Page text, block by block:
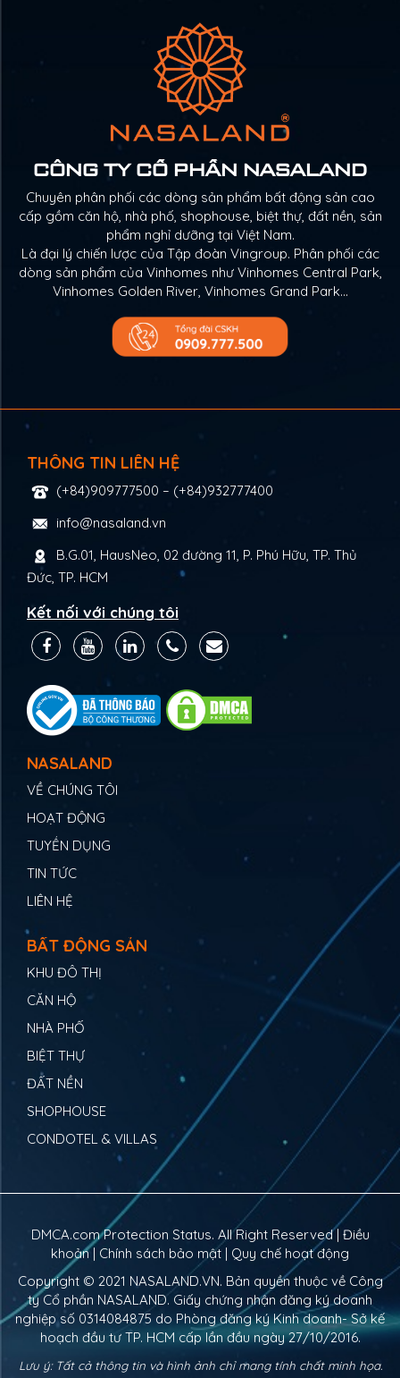
CÔNG TY CỔ PHẦN NASALAND
Chuyên phân phối các dòng sản phẩm bất động sản cao
cấp gồm căn hộ, nhà phố, shophouse, biệt thự, đất nền, sản
phẩm nghỉ dưỡng tại Việt Nam.
Là đại lý chiến lược của Tập đoàn Vingroup. Phân phối các
dòng sản phẩm của Vinhomes như Vinhomes Central Park,
Vinhomes Golden River, Vinhomes Grand Park…
THÔNG TIN LIÊN HỆ
(+84)909777500 – (+84)932777400
info@nasaland.vn
B.G.01, HausNeo, 02 đường 11, P. Phú Hữu, TP. Thủ
Đức, TP. HCM
Kết nối với chúng tôi
NASALAND
VỀ CHÚNG TÔI
HOẠT ĐỘNG
TUYỂN DỤNG
TIN TỨC
LIÊN HỆ
BẤT ĐỘNG SẢN
KHU ĐÔ THỊ
CĂN HỘ
NHÀ PHỐ
BIỆT THỰ
ĐẤT NỀN
SHOPHOUSE
CONDOTEL & VILLAS
DMCA.com Protection Status. All Right Reserved | Điều
khoản| Chính sách bảo mật | Quy chế hoạt động
Copyright © 2021 NASALAND.VN. Bản quyền thuộc về Công
ty Cổ phần NASALAND. Giấy chứng nhận đăng ký doanh
nghiệp số 0314084875 do Phòng đăng ký Kinh doanh- Sở kế
hoạch đầu tư TP. HCM cấp lần đầu ngày 27/10/2016.
Lưu ý: Tất cả thông tin và hình ảnh chỉ mang tính chất minh họa.